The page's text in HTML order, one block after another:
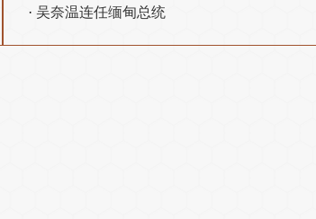
吴奈温连任缅甸总统